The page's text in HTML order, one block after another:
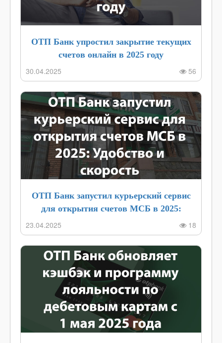
ОТП Банк упростил закрытие текущих
счетов онлайн в 2025 году
30.04.2025
56
ОТП Банк запустил курьерский сервис
для открытия счетов МСБ в 2025:
23.04.2025 18